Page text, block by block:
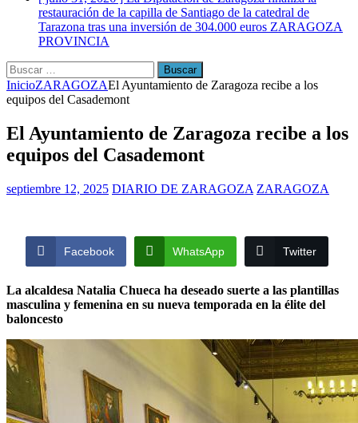
restauración de la capilla de Santiago de la catedral de
Tarazona tras una inversión de 304.000 euros ZARAGOZA
PROVINCIA
Buscar:
InicioZARAGOZAEl Ayuntamiento de Zaragoza recibe a los
equipos del Casademont
El Ayuntamiento de Zaragoza recibe a los
equipos del Casademont
septiembre 12, 2025 DIARIO DE ZARAGOZA ZARAGOZA
Facebook WhatsApp Twitter
La alcaldesa Natalia Chueca ha deseado suerte a las plantillas
masculina y femenina en su nueva temporada en la élite del
baloncesto